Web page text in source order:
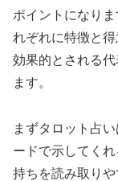
ポイントになり
れぞれに特徴と
効果的とされる
ます。
まずタロット占
ードで示してく
持ちを読み取り